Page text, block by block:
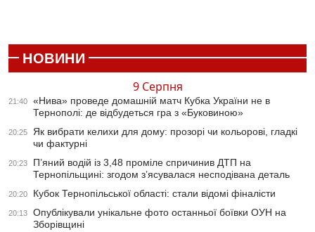
НОВИНИ
9 Серпня
21:40
«Нива» проведе домашній матч Кубка України не в
Тернополі: де відбудеться гра з «Буковиною»
20:25
Як вибрати келихи для дому: прозорі чи кольорові, гладкі
чи фактурні
20:23
П’яний водій із 3,48 проміле спричинив ДТП на
Тернопільщині: згодом з’ясувалася несподівана деталь
20:20 Кубок Тернопільської області: стали відомі фіналісти
20:13
Опублікували унікальне фото останньої боївки ОУН на
Зборівщині